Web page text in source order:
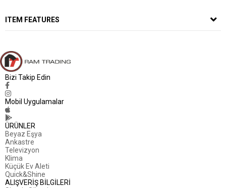
ITEM FEATURES
Bizi Takip Edin
Mobil Uygulamalar
ÜRÜNLER
Beyaz Eşya
Ankastre
Televizyon
Klima
Küçük Ev Aleti
Quick&Shine
ALIŞVERİŞ BİLGİLERİ